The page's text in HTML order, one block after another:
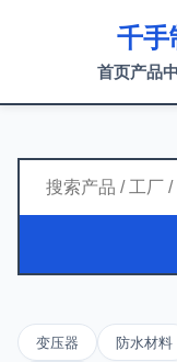
千手
首页产品
变压器
防水材料